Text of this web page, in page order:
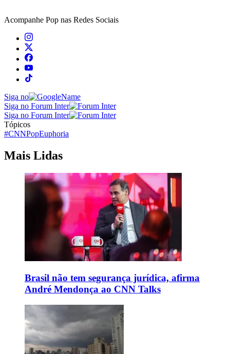
Acompanhe Pop nas Redes Sociais
Siga no
Siga no Forum Inter
Siga no Forum Inter
Tópicos
#CNNPopEuphoria
Mais Lidas
Brasil não tem segurança jurídica, afirma
André Mendonça ao CNN Talks